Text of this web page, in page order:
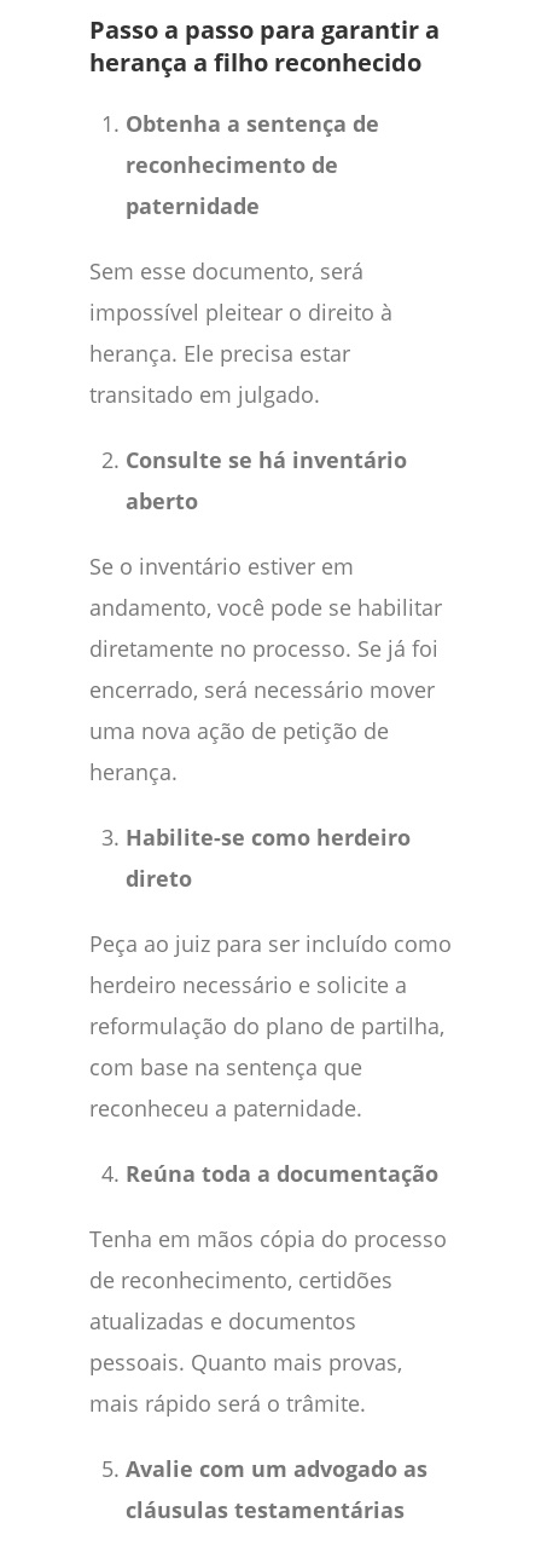
Passo a passo para garantir a
herança a filho reconhecido
Obtenha a sentença de
reconhecimento de
paternidade
Sem esse documento, será
impossível pleitear o direito à
herança. Ele precisa estar
transitado em julgado.
Consulte se há inventário
aberto
Se o inventário estiver em
andamento, você pode se habilitar
diretamente no processo. Se já foi
encerrado, será necessário mover
uma nova ação de petição de
herança.
Habilite-se como herdeiro
direto
Peça ao juiz para ser incluído como
herdeiro necessário e solicite a
reformulação do plano de partilha,
com base na sentença que
reconheceu a paternidade.
Reúna toda a documentação
Tenha em mãos cópia do processo
de reconhecimento, certidões
atualizadas e documentos
pessoais. Quanto mais provas,
mais rápido será o trâmite.
Avalie com um advogado as
cláusulas testamentárias